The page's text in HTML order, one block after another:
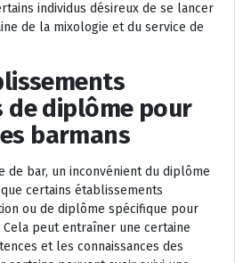
individus désireux de se lancer
de la mixologie et du service de
de diplôme pour
barmans
de bar, un inconvénient du diplôme
certains établissements
ou de diplôme spécifique pour
peut entraîner une certaine
et les connaissances des